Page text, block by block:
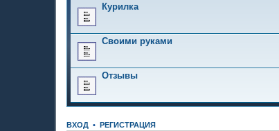
Курилка
Своими руками
Отзывы
ВХОД • РЕГИСТРАЦИЯ